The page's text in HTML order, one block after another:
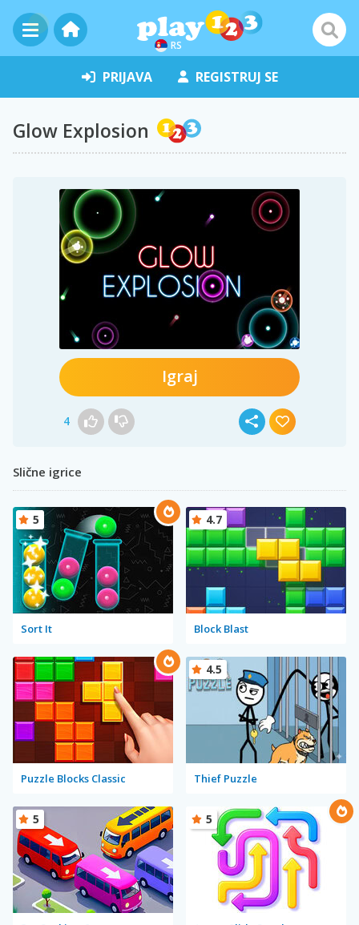
RS
PRIJAVA REGISTRUJ SE
Glow Explosion
Igraj
4
Slične igrice
Sort It
5
Block Blast
4.7
Puzzle Blocks Classic Thief Puzzle
4.5
5 5